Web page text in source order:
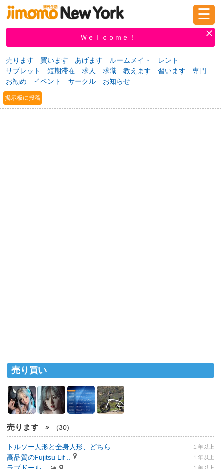
新規登録
掲示板 教えて！
☰
Ｗｅｌｃｏｍｅ！
売ります 買います あげます ルームメイト
レント
サブレット
短期滞在 求人 求職 教えます 習います
専門
お勧め
イベント サークル お知らせ
掲示板に投稿
売り買い
売ります (30)
トルソー人形と全身人形、どちら .. １年以上
高品質のFujitsu Lif .. １年以上
１年以上